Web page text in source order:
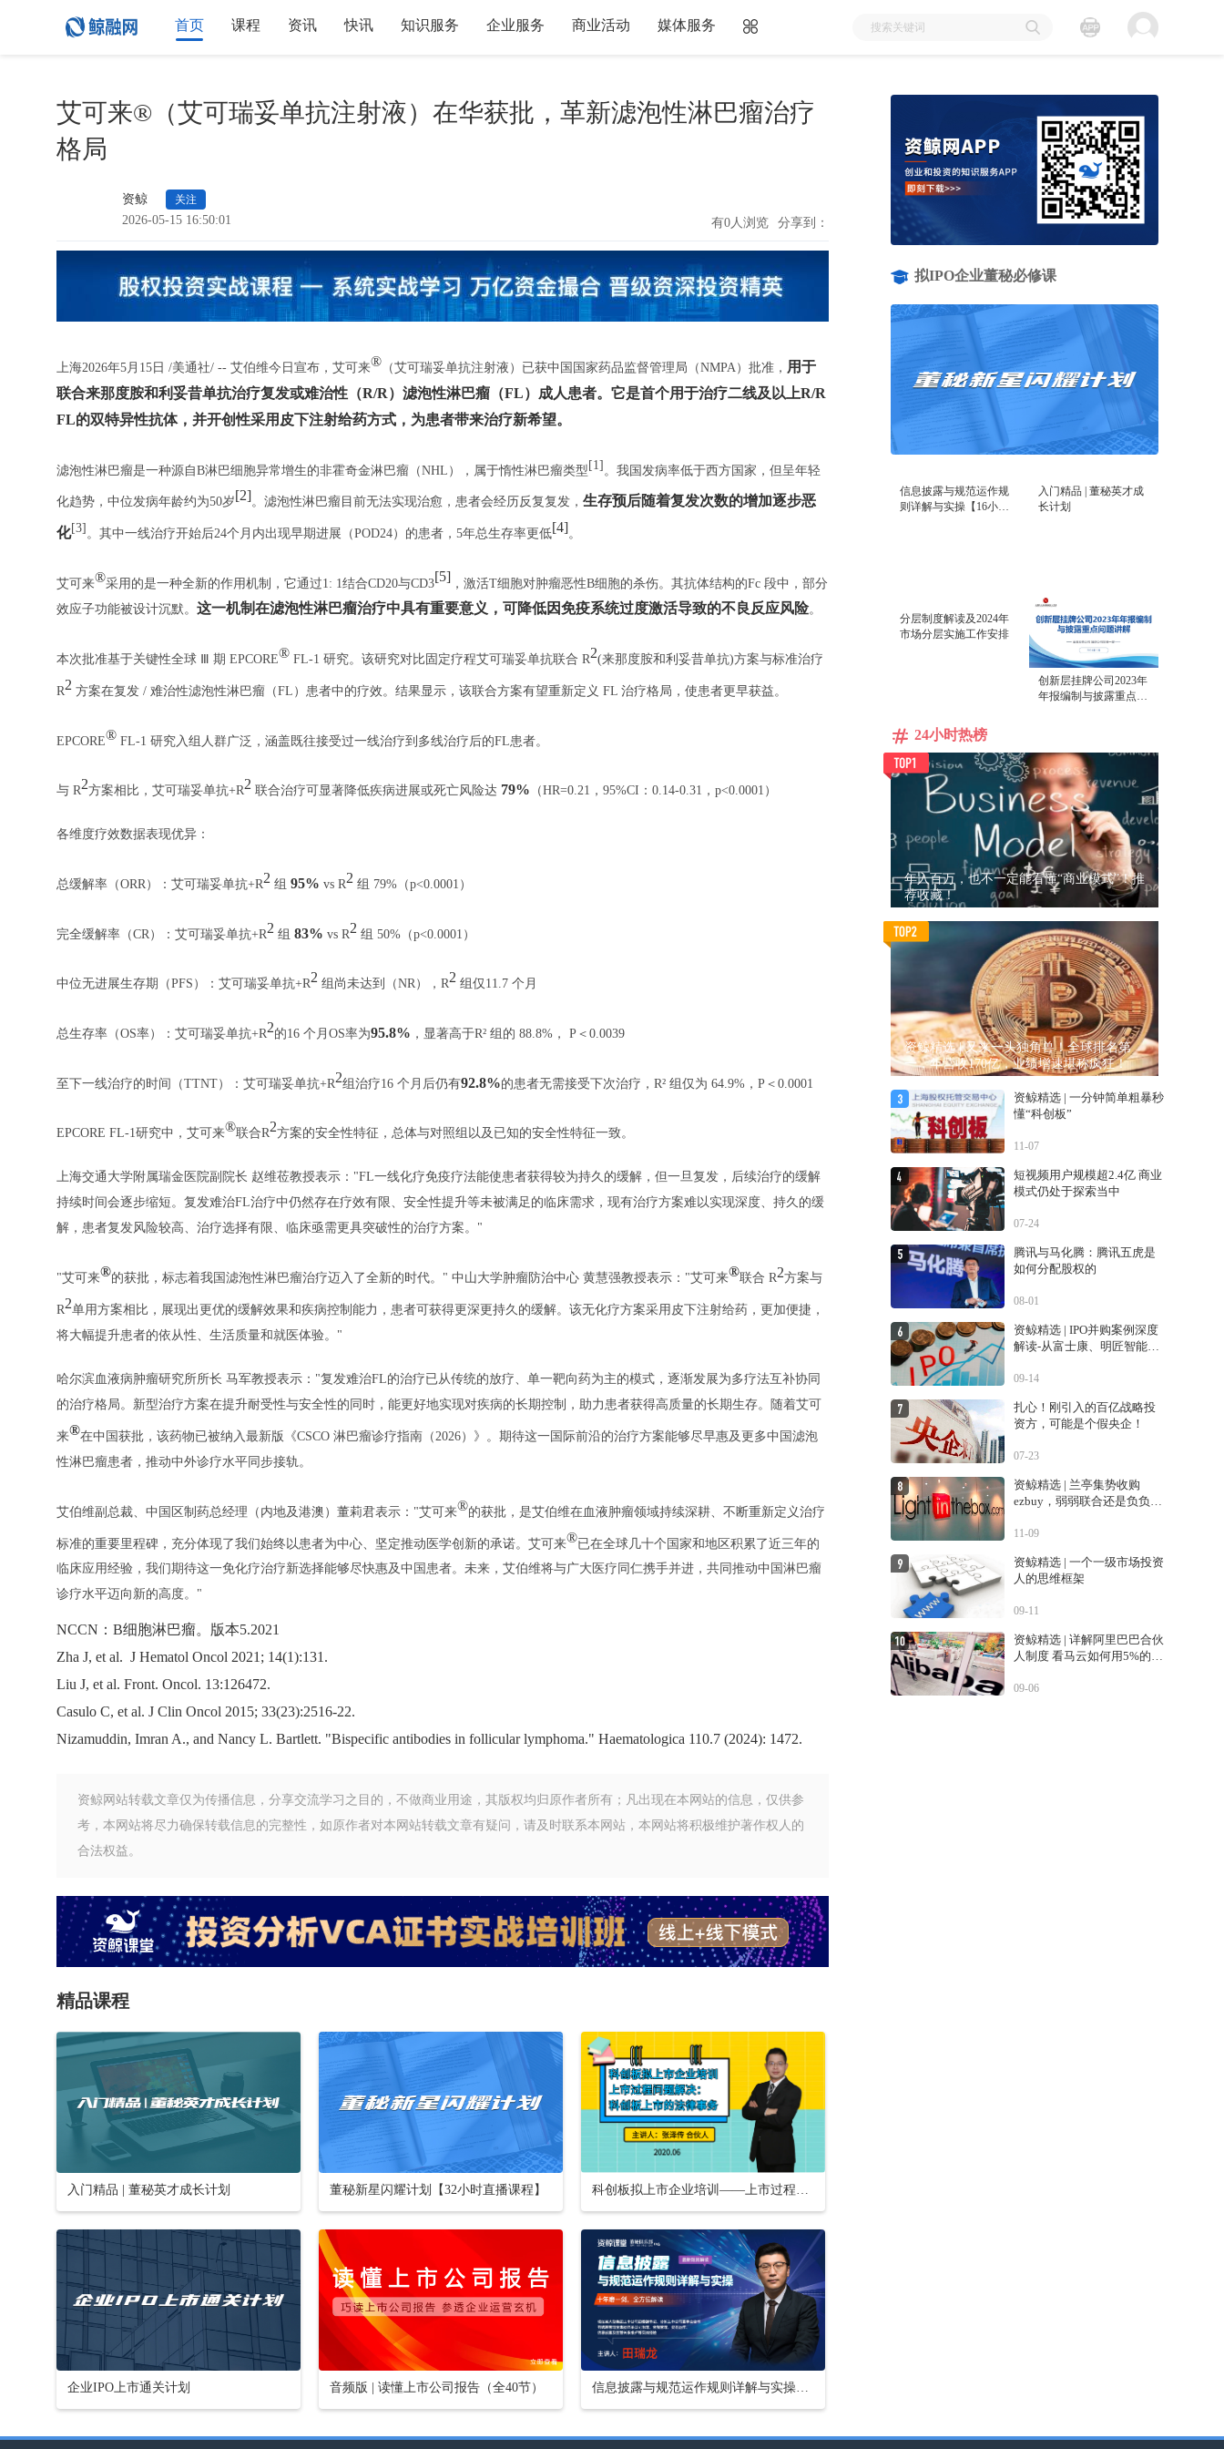
首页 课程 资讯 快讯 知识服务 企业服务 商业活动 媒体服务
艾可来®（艾可瑞妥单抗注射液）在华获批，革新滤泡性淋巴瘤治疗
格局
资鲸 关注
2026-05-15 16:50:01 有0人浏览 分享到：
上海2026年5月15日 /美通社/ -- 艾伯维今日宣布，艾可来® （艾可瑞妥单抗注射液）已获中国国家药品监督管理局（NMPA）批准， 用于
联合来那度胺和利妥昔单抗治疗复发或难治性（R/R）滤泡性淋巴瘤（FL）成人患者。 它是首个用于治疗二线及以上R/R
FL的双特异性抗体，并开创性采用皮下注射给药方式，为患者带来治疗新希望。
滤泡性淋巴瘤是一种源自B淋巴细胞异常增生的非霍奇金淋巴瘤（NHL），属于惰性淋巴瘤类型[1] 。我国发病率低于西方国家，但呈年轻
化趋势，中位发病年龄约为50岁[2]。滤泡性淋巴瘤目前无法实现治愈，患者会经历反复复发， 生存预后随着复发次数的增加逐步恶
化[3] 。其中一线治疗开始后24个月内出现早期进展（POD24）的患者，5年总生存率更低[4]。
艾可来®采用的是一种全新的作用机制，它通过1: 1结合CD20与CD3[5] ，激活T细胞对肿瘤恶性B细胞的杀伤。其抗体结构的Fc 段中，部分
效应子功能被设计沉默。 这一机制在滤泡性淋巴瘤治疗中具有重要意义，可降低因免疫系统过度激活导致的不良反应风险。
本次批准基于关键性全球 Ⅲ 期 EPCORE® FL‑1 研究。该研究对比固定疗程艾可瑞妥单抗联合 R2(来那度胺和利妥昔单抗)方案与标准治疗
R2 方案在复发 / 难治性滤泡性淋巴瘤（FL）患者中的疗效。结果显示，该联合方案有望重新定义 FL 治疗格局，使患者更早获益。
EPCORE® FL‑1 研究入组人群广泛，涵盖既往接受过一线治疗到多线治疗后的FL患者。
与 R2方案相比，艾可瑞妥单抗+R2 联合治疗可显著降低疾病进展或死亡风险达 79% （HR=0.21，95%CI：0.14‑0.31，p<0.0001）
各维度疗效数据表现优异：
总缓解率（ORR）：艾可瑞妥单抗+R2 组 95% vs R2 组 79%（p<0.0001）
完全缓解率（CR）：艾可瑞妥单抗+R2 组 83% vs R2 组 50%（p<0.0001）
中位无进展生存期（PFS）：艾可瑞妥单抗+R2 组尚未达到（NR），R2 组仅11.7 个月
总生存率（OS率）：艾可瑞妥单抗+R2的16 个月OS率为95.8% ，显著高于R² 组的 88.8%， P＜0.0039
至下一线治疗的时间（TTNT）：艾可瑞妥单抗+R2组治疗16 个月后仍有92.8%的患者无需接受下次治疗，R² 组仅为 64.9%，P＜0.0001
EPCORE FL-1研究中，艾可来®联合R2方案的安全性特征，总体与对照组以及已知的安全性特征一致。
上海交通大学附属瑞金医院副院长 赵维莅教授表示："FL一线化疗免疫疗法能使患者获得较为持久的缓解，但一旦复发，后续治疗的缓解
持续时间会逐步缩短。复发难治FL治疗中仍然存在疗效有限、安全性提升等未被满足的临床需求，现有治疗方案难以实现深度、持久的缓
解，患者复发风险较高、治疗选择有限、临床亟需更具突破性的治疗方案。"
"艾可来®的获批，标志着我国滤泡性淋巴瘤治疗迈入了全新的时代。" 中山大学肿瘤防治中心 黄慧强教授表示："艾可来®联合 R2方案与
R2单用方案相比，展现出更优的缓解效果和疾病控制能力，患者可获得更深更持久的缓解。该无化疗方案采用皮下注射给药，更加便捷，
将大幅提升患者的依从性、生活质量和就医体验。"
哈尔滨血液病肿瘤研究所所长 马军教授表示："复发难治FL的治疗已从传统的放疗、单一靶向药为主的模式，逐渐发展为多疗法互补协同
的治疗格局。新型治疗方案在提升耐受性与安全性的同时，能更好地实现对疾病的长期控制，助力患者获得高质量的长期生存。随着艾可
来®在中国获批，该药物已被纳入最新版《CSCO 淋巴瘤诊疗指南（2026）》。期待这一国际前沿的治疗方案能够尽早惠及更多中国滤泡
性淋巴瘤患者，推动中外诊疗水平同步接轨。
艾伯维副总裁、中国区制药总经理（内地及港澳）董莉君表示："艾可来®的获批，是艾伯维在血液肿瘤领域持续深耕、不断重新定义治疗
标准的重要里程碑，充分体现了我们始终以患者为中心、坚定推动医学创新的承诺。艾可来®已在全球几十个国家和地区积累了近三年的
临床应用经验，我们期待这一免化疗治疗新选择能够尽快惠及中国患者。未来，艾伯维将与广大医疗同仁携手并进，共同推动中国淋巴瘤
诊疗水平迈向新的高度。"
NCCN：B细胞淋巴瘤。版本5.2021
Zha J, et al. J Hematol Oncol 2021; 14(1):131.
Liu J, et al. Front. Oncol. 13:126472.
Casulo C, et al. J Clin Oncol 2015; 33(23):2516-22.
Nizamuddin, Imran A., and Nancy L. Bartlett. "Bispecific antibodies in follicular lymphoma." Haematologica 110.7 (2024): 1472.
资鲸网站转载文章仅为传播信息，分享交流学习之目的，不做商业用途，其版权均归原作者所有；凡出现在本网站的信息，仅供参
考，本网站将尽力确保转载信息的完整性，如原作者对本网站转载文章有疑问，请及时联系本网站，本网站将积极维护著作权人的
合法权益。
精品课程
入门精品 | 董秘英才成长计划 董秘新星闪耀计划【32小时直播课程】 科创板拟上市企业培训——上市过程问题解决：科创板上市的法律事务
企业IPO上市通关计划 音频版 | 读懂上市公司报告（全40节） 信息披露与规范运作规则详解与实操【16小时课程打包】
拟IPO企业董秘必修课
信息披露与规范运作规
则详解与实操【16小时
入门精品 | 董秘英才成
长计划
分层制度解读及2024年
市场分层实施工作安排
创新层挂牌公司2023年
年报编制与披露重点问
24小时热榜
年入百万，也不一定能看懂“商业模式”！推
荐收藏！
资鲸精选 | 又来一头独角兽！全球排名第
一，年营收170亿，业绩增速堪称疯狂！
资鲸精选 | 一分钟简单粗暴秒
懂“科创板”
11-07
短视频用户规模超2.4亿 商业
模式仍处于探索当中
07-24
腾讯与马化腾：腾讯五虎是
如何分配股权的
08-01
资鲸精选 | IPO并购案例深度
解读-从富士康、明匠智能、
09-14
扎心！刚引入的百亿战略投
资方，可能是个假央企！
07-23
资鲸精选 | 兰亭集势收购
ezbuy，弱弱联合还是负负得
11-09
资鲸精选 | 一个一级市场投资
人的思维框架
09-11
资鲸精选 | 详解阿里巴巴合伙
人制度 看马云如何用5%的股
09-06